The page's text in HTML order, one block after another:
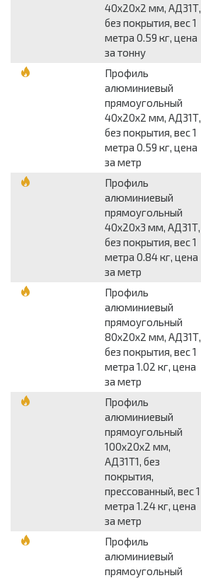
40x20x2 мм, АД31Т,
без покрытия, вес 1
метра 0.59 кг, цена
за тонну
Профиль
алюминиевый
прямоугольный
40x20x2 мм, АД31Т,
без покрытия, вес 1
метра 0.59 кг, цена
за метр
Профиль
алюминиевый
прямоугольный
40x20x3 мм, АД31Т,
без покрытия, вес 1
метра 0.84 кг, цена
за метр
Профиль
алюминиевый
прямоугольный
80x20x2 мм, АД31Т,
без покрытия, вес 1
метра 1.02 кг, цена
за метр
Профиль
алюминиевый
прямоугольный
100x20x2 мм,
АД31Т1, без
покрытия,
прессованный, вес 1
метра 1.24 кг, цена
за метр
Профиль
алюминиевый
прямоугольный